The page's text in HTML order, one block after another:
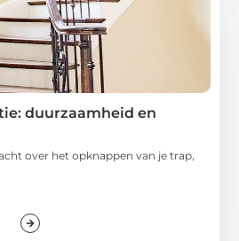
duurzaamheid en
over het opknappen van je trap,